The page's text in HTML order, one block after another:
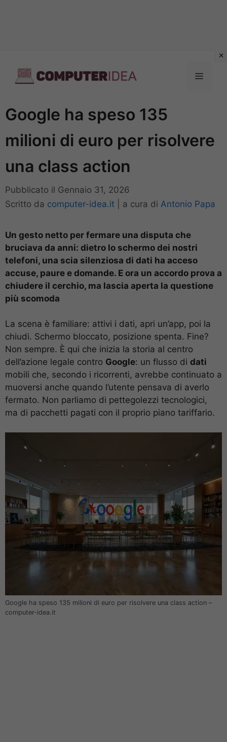
contenuto
Menu
Google ha speso 135
milioni di euro per risolvere
una class action
Pubblicato il Gennaio 31, 2026
Scritto da computer-idea.it a cura di Antonio Papa
Un gesto netto per fermare una disputa che
bruciava da anni: dietro lo schermo dei nostri
telefoni, una scia silenziosa di dati ha acceso
accuse, paure e domande. E ora un accordo prova a
chiudere il cerchio, ma lascia aperta la questione
più scomoda
La scena è familiare: attivi i dati, apri un’app, poi la
chiudi. Schermo bloccato, posizione spenta. Fine?
Non sempre. È qui che inizia la storia al centro
dell’azione legale contro Google: un flusso di dati
mobili che, secondo i ricorrenti, avrebbe continuato a
muoversi anche quando l’utente pensava di averlo
fermato. Non parliamo di pettegolezzi tecnologici,
ma di pacchetti pagati con il proprio piano tariffario.
Google ha speso 135 milioni di euro per risolvere una class action –
computer-idea.it